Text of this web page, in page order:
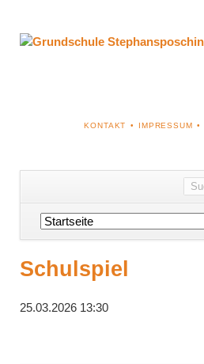
NAVIGATION
KONTAKT IMPRESSUM
Navigation
überspringen
Schulspiel
25.03.2026 13:30